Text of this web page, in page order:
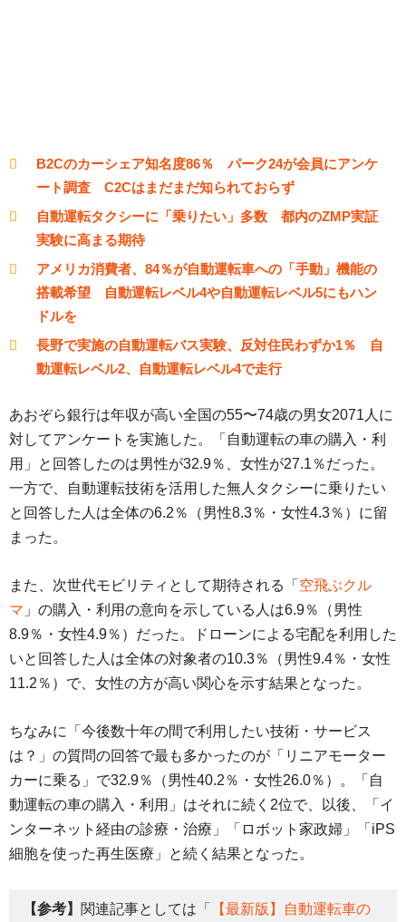
B2Cのカーシェア知名度86％ パーク24が会員にアンケ
ート調査 C2Cはまだまだ知られておらず
自動運転タクシーに「乗りたい」多数 都内のZMP実証
実験に高まる期待
アメリカ消費者、84％が自動運転車への「手動」機能の
搭載希望 自動運転レベル4や自動運転レベル5にもハン
ドルを
長野で実施の自動運転バス実験、反対住民わずか1％ 自
動運転レベル2、自動運転レベル4で走行
あおぞら銀行は年収が高い全国の55〜74歳の男女2071人に
対してアンケートを実施した。「自動運転の車の購入・利
用」と回答したのは男性が32.9％、女性が27.1％だった。
一方で、自動運転技術を活用した無人タクシーに乗りたい
と回答した人は全体の6.2％（男性8.3％・女性4.3％）に留
まった。
また、次世代モビリティとして期待される「 空飛ぶクル
マ 」の購入・利用の意向を示している人は6.9％（男性
8.9％・女性4.9％）だった。ドローンによる宅配を利用した
いと回答した人は全体の対象者の10.3％（男性9.4％・女性
11.2％）で、女性の方が高い関心を示す結果となった。
ちなみに「今後数十年の間で利用したい技術・サービス
は？」の質問の回答で最も多かったのが「リニアモーター
カーに乗る」で32.9％（男性40.2％・女性26.0％）。「自
動運転の車の購入・利用」はそれに続く2位で、以後、「イ
ンターネット経由の診療・治療」「ロボット家政婦」「iPS
細胞を使った再生医療」と続く結果となった。
【参考】 関連記事としては「
【最新版】自動運転車の